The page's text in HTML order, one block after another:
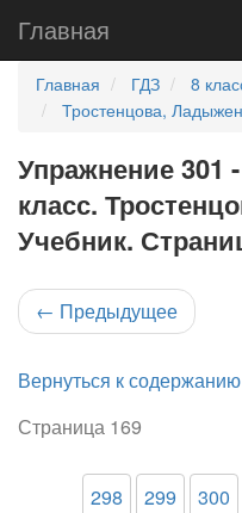
Главная
Главная ГДЗ 8
Тростенцова,
Упражнение 301
класс.
Учебник.
← Предыдущее
Вернуться к
Страница 169
298 299 300